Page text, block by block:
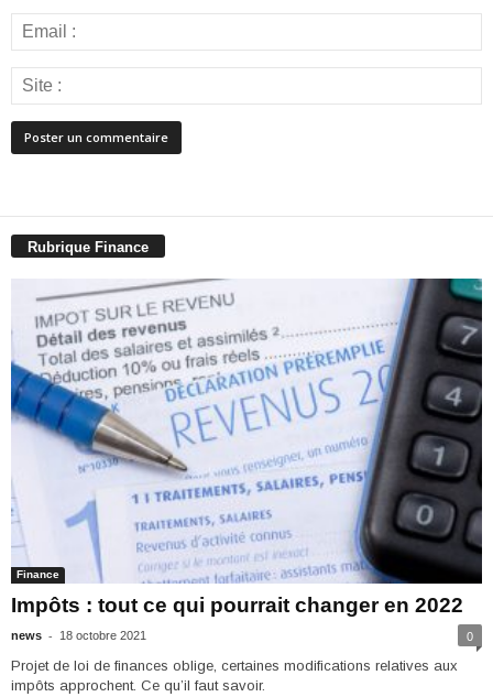
Rubrique Finance
Finance
Impôts : tout ce qui pourrait changer en 2022
news - 18 octobre 2021 0
Projet de loi de finances oblige, certaines modifications relatives aux
impôts approchent. Ce qu’il faut savoir.